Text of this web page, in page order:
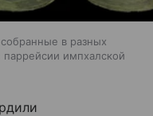
в разных
паррейсии импхалской